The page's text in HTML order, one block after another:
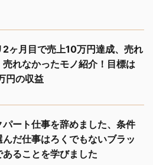
2ヶ月目で売上10万円達成、売れ
売れなかったモノ紹介！目標は
円の収益
パート仕事を辞めました、条件
んだ仕事はろくでもないブラッ
あることを学びました